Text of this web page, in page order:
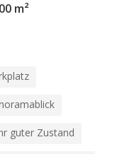
m²
guter Zustand